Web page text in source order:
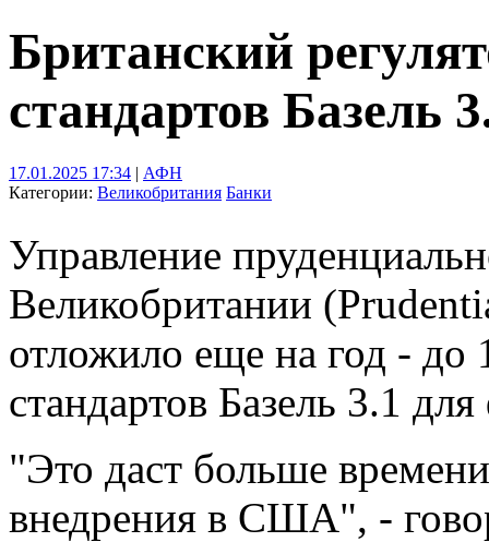
Британский
стандартов Базель
17.01.2025 17:34 | АФН
Категории: Великобритания Банки
Управление
Великобритании
отложило еще на год - до
стандартов Базель 3.1
"Это даст больше
внедрения в США", -